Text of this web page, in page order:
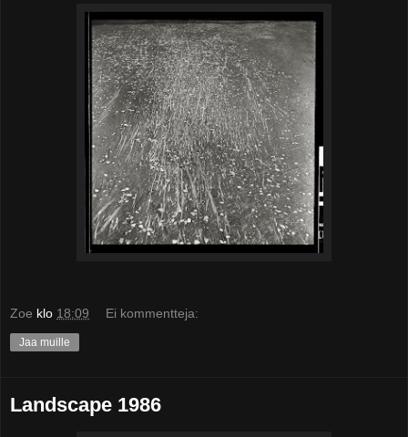
Zoe klo 18:09 Ei kommentteja:
Jaa muille
Landscape 1986